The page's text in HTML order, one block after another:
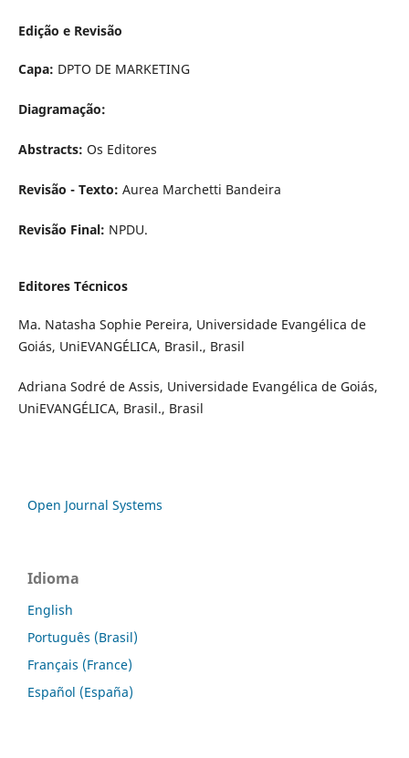
Edição e Revisão
Capa: DPTO DE MARKETING
Diagramação:
Abstracts: Os Editores
Revisão - Texto: Aurea Marchetti Bandeira
Revisão Final: NPDU.
Editores Técnicos
Ma. Natasha Sophie Pereira, Universidade Evangélica de
Goiás, UniEVANGÉLICA, Brasil., Brasil
Adriana Sodré de Assis, Universidade Evangélica de Goiás,
UniEVANGÉLICA, Brasil., Brasil
Open Journal Systems
Idioma
English
Português (Brasil)
Français (France)
Español (España)